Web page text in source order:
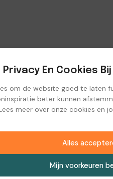
Privacy En Cookies
om de website goed te laten
beter kunnen
meer over onze cookies en
Alles
Mijn voorkeuren